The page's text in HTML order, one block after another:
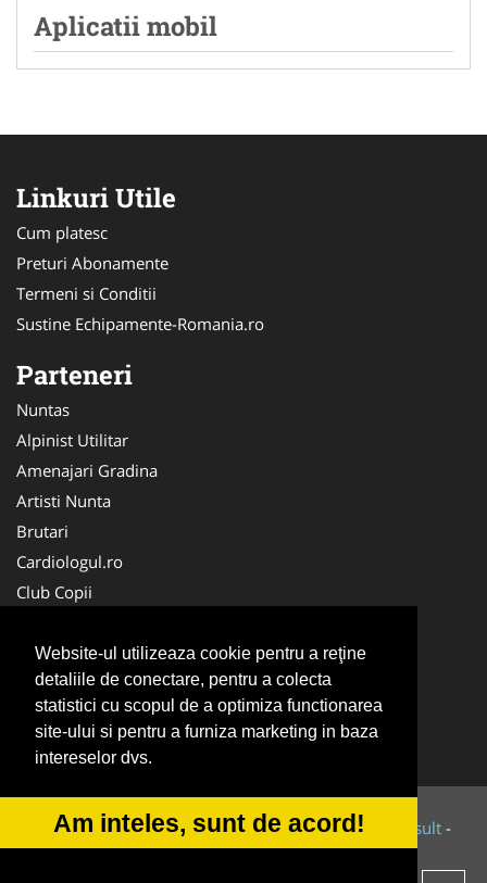
Website-ul utilizeaza cookie pentru a reţine
detaliile de conectare, pentru a colecta
statistici cu scopul de a optimiza functionarea
site-ului si pentru a furniza marketing in baza
intereselor dvs.
Am inteles, sunt de acord!
Aplicatii mobil
Linkuri Utile
Cum platesc
Preturi Abonamente
Termeni si Conditii
Sustine Echipamente-Romania.ro
Parteneri
Nuntas
Alpinist Utilitar
Amenajari Gradina
Artisti Nunta
Brutari
Cardiologul.ro
Club Copii
Ambalaje Romania
Cabinet-Individual.ro
CentruInchirieri.ro
Cursuri Romania
© 2014-2026 Powered byVilonMedia&Tokaido Consult -
ANPC SOL